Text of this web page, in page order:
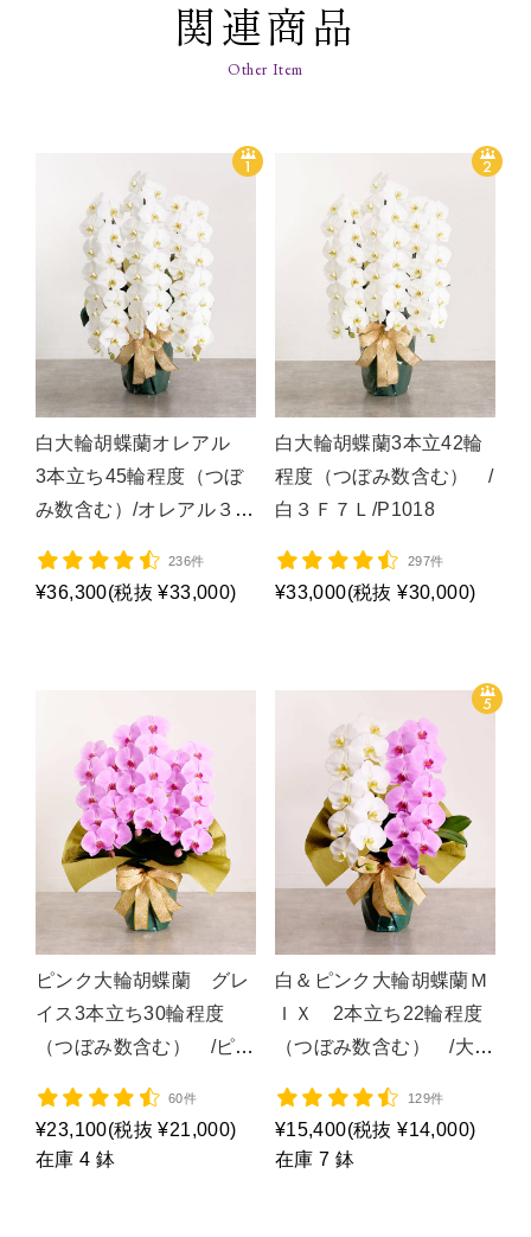
関連商品
白大輪胡蝶蘭オレアル
3本立ち45輪程度（つぼ
み数含む）/オレアル３
236件
¥36,300(税抜 ¥33,000)
白大輪胡蝶蘭3本立42輪
程度（つぼみ数含む） /
白３Ｆ７Ｌ/P1018
297件
¥33,000(税抜 ¥30,000)
ピンク大輪胡蝶蘭 グレ
イス3本立ち30輪程度
（つぼみ数含む） /ピン
60件
¥23,100(税抜 ¥21,000)
在庫 4 鉢
白＆ピンク大輪胡蝶蘭Ｍ
ＩＸ 2本立ち22輪程度
（つぼみ数含む） /大輪
129件
¥15,400(税抜 ¥14,000)
在庫 7 鉢